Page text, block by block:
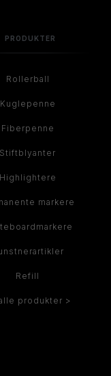
PRODUKTER
Rollerball
Kuglepenne
Fiberpenne
Stiftblyanter
Highlightere
markere
Refill
produkter >